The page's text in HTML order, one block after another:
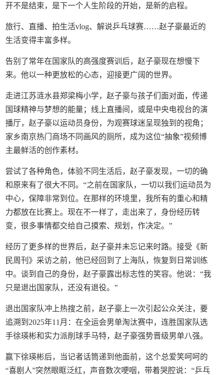
开不是结束，是下一个人生阶段的开始，是新的启程。
旅行、直播、拍生活vlog、解说乒乓球赛……赵子豪最近的
生活变得丰富多样。
告别了常年在国家队的高强度赛训后，赵子豪现在想慢下
来。他以一种更放松的心态，迎接更广阔的世界。
走进江苏涟水县郑梁梅小学，赵子豪与孩子们面对面，传递
国球精神与梦想的能量；线上直播间，或是中央电视台的演
播厅，赵子豪以运动员身份，为观赛球迷呈现独到的视角；
家乡南京热门商场不同画风的厕所，成为这位“抽象”视频博
主最鲜活的创作素材。
尝试了各种角色，体验不同生活后，赵子豪发现，一切的确
和原来有了很大不同。“之前在国家队，一切以我们运动员为
中心，保障非常到位。在那样的环境里，我所有的重心和精
力都放在比赛上。现在不一样了，走出来了，身份经历转
变，很多事情都交给自己摸索、规划，作决定。”
经历了更多样的世界后，赵子豪并未忘记来时路。接受《新
民周刊》采访之前，他已经回到了上海队，恢复到日常训练
中。谈到自己的身份，赵子豪露出标志性的笑容。他说：“我
只是退出国家队，还没有退役。”
退出国家队冲上热搜之前，赵子豪上一次引起公众关注，要
追溯到2025年11月：在全运会男单淘汰赛中，连胜国家队选
手徐瑛彬和实力派削球手马特，赵子豪强势晋级男单八强。
赢下徐瑛彬后，当记者话筒递到他面前，这个总爱笑呵呵的
“喜剧人”突然眼眶泛红，声音数次哽咽，带着哭腔说：“乒乓